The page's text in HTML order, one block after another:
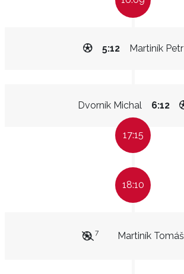
Martiník Petr
5:12
Dvorník Michal 6:12
17:15
18:10
Martiník Tomáš
7